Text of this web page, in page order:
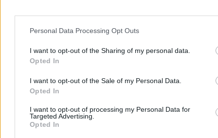
Personal Data Processing Opt Outs
I want to opt-out of the Sharing of my personal data.
Opted In
I want to opt-out of the Sale of my Personal Data.
Opted In
I want to opt-out of processing my Personal Data for
Targeted Advertising.
Opted In
Redakcja
Newsletter
Biznes